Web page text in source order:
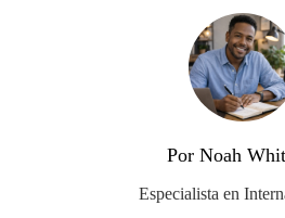
Por Noah
Especialista en